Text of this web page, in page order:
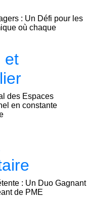
: Un Défi pour les
où chaque
et
des Espaces
en constante
: Un Duo Gagnant
de PME